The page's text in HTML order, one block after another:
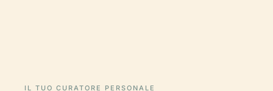
IL TUO CURATORE PERSONALE